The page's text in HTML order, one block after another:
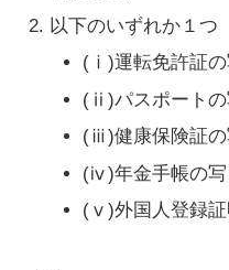
以下のいずれか１つ
(ⅰ)運転免許証の
(ⅱ)パスポートの
(ⅲ)健康保険証の
(ⅳ)年金手帳の写
(ⅴ)外国人登録証